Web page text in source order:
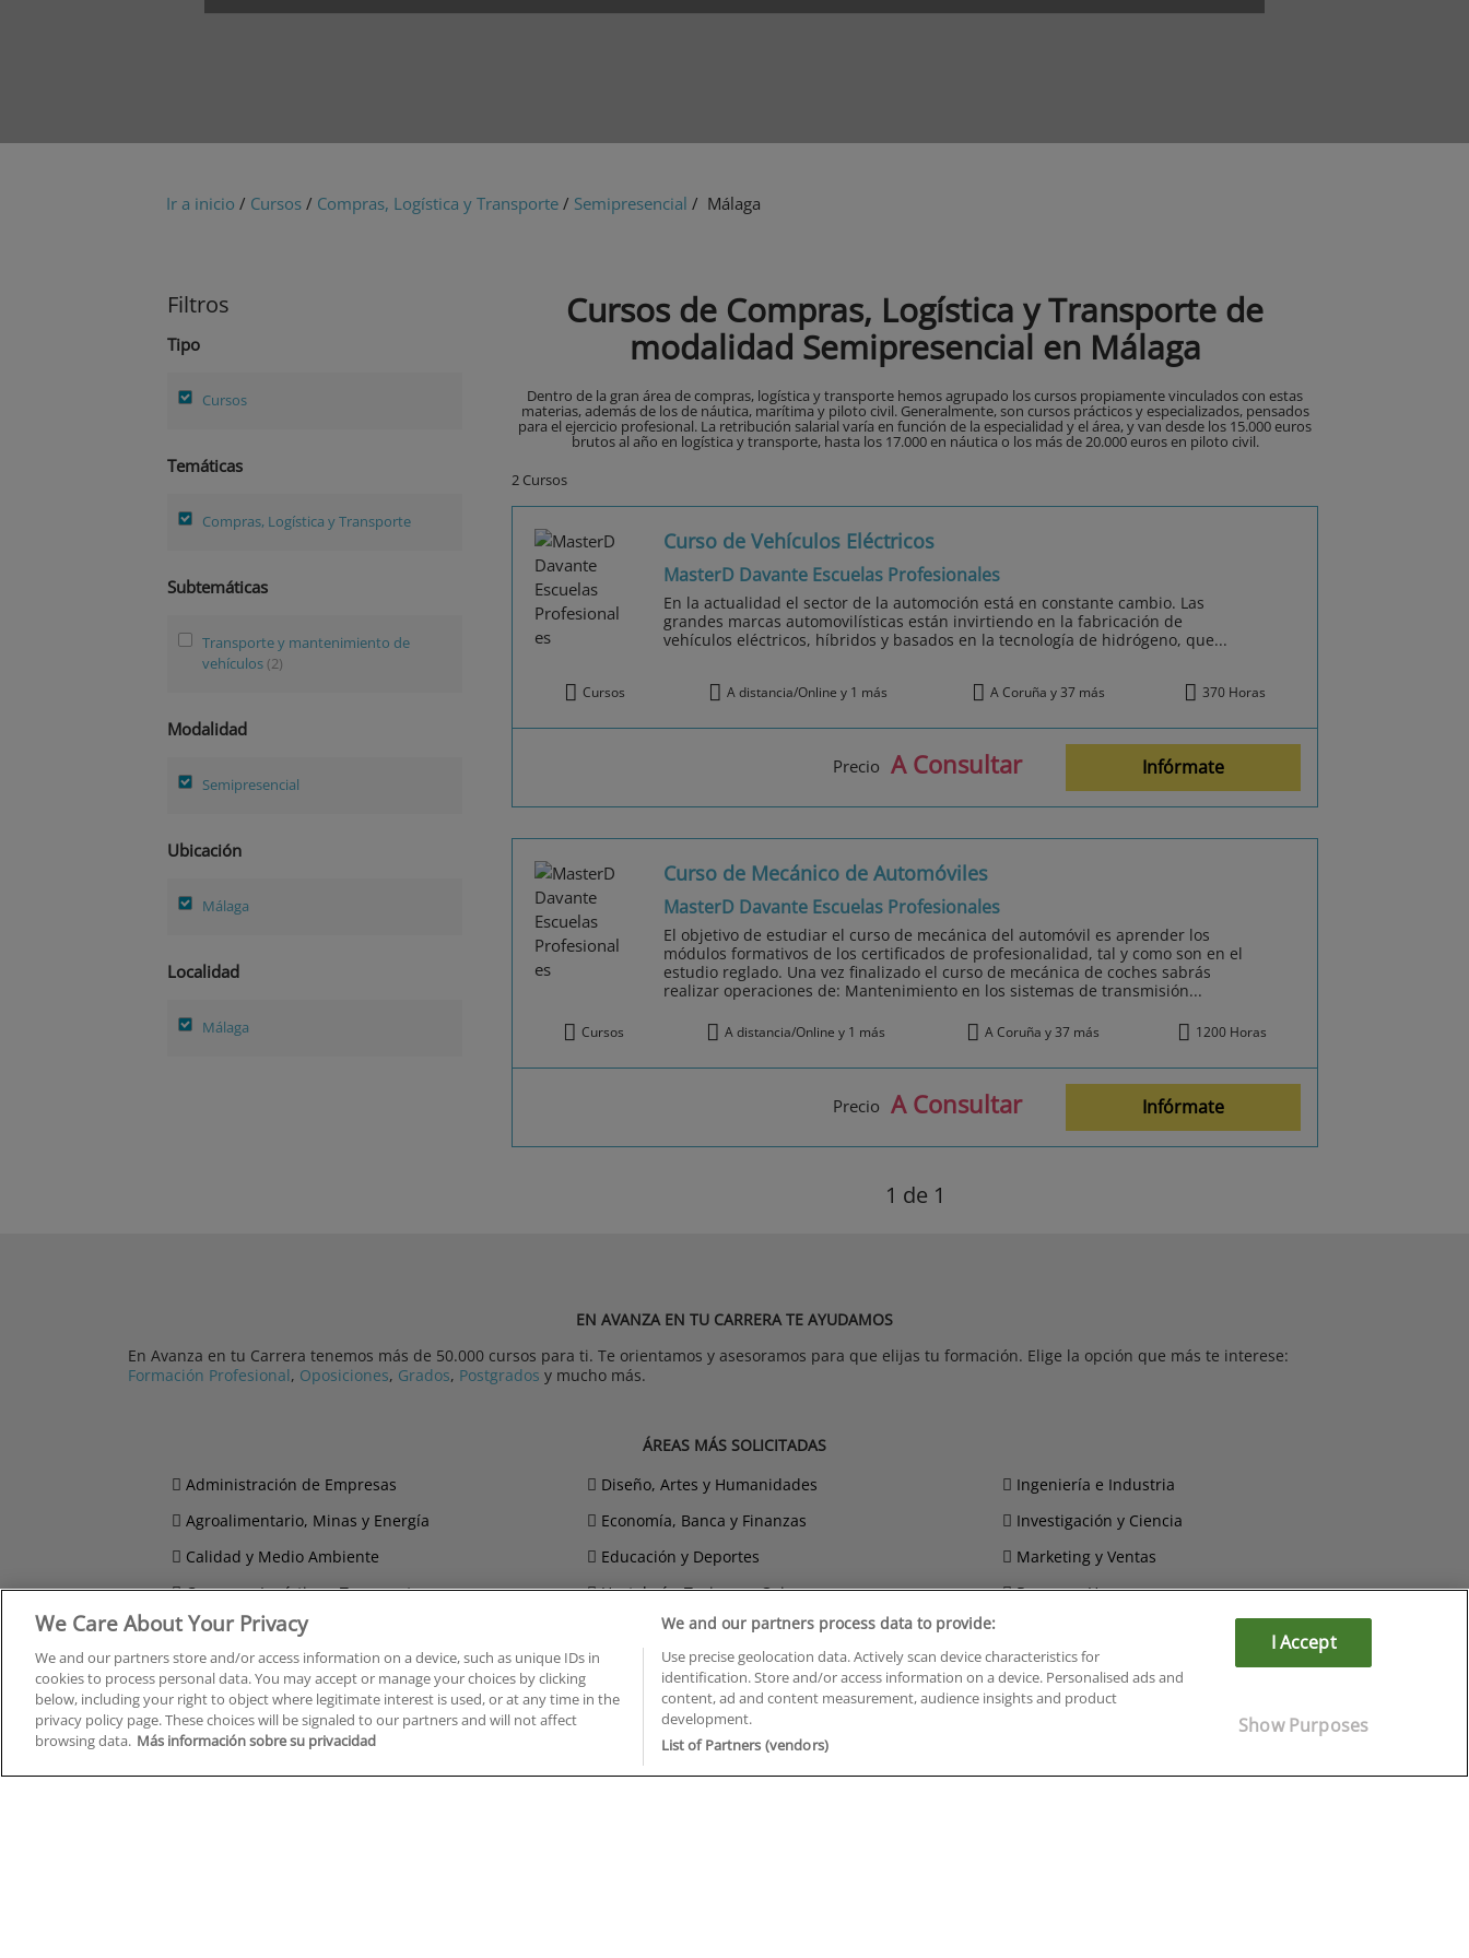
Ir a inicio / Cursos / Compras, Logística y Transporte / Semipresencial / Málaga
Filtros
Tipo
Cursos
Temáticas
Compras, Logística y Transporte
Subtemáticas
Transporte y mantenimiento de
vehículos (2)
Modalidad
Semipresencial
Ubicación
Málaga
Localidad
Málaga
Cursos de Compras, Logística y Transporte de
modalidad Semipresencial en Málaga
Dentro de la gran área de compras, logística y transporte hemos agrupado los cursos propiamente vinculados con estas
materias, además de los de náutica, marítima y piloto civil. Generalmente, son cursos prácticos y especializados, pensados
para el ejercicio profesional. La retribución salarial varía en función de la especialidad y el área, y van desde los 15.000 euros
brutos al año en logística y transporte, hasta los 17.000 en náutica o los más de 20.000 euros en piloto civil.
2 Cursos
Curso de Vehículos Eléctricos
MasterD Davante Escuelas Profesionales
En la actualidad el sector de la automoción está en constante cambio. Las
grandes marcas automovilísticas están invirtiendo en la fabricación de
vehículos eléctricos, híbridos y basados en la tecnología de hidrógeno, que...
Cursos A distancia/Online y 1 más A Coruña y 37 más 370 Horas
Precio A Consultar Infórmate
Curso de Mecánico de Automóviles
MasterD Davante Escuelas Profesionales
El objetivo de estudiar el curso de mecánica del automóvil es aprender los
módulos formativos de los certificados de profesionalidad, tal y como son en el
estudio reglado. Una vez finalizado el curso de mecánica de coches sabrás
realizar operaciones de: Mantenimiento en los sistemas de transmisión...
Cursos A distancia/Online y 1 más A Coruña y 37 más 1200 Horas
Precio A Consultar Infórmate
1 de 1
EN AVANZA EN TU CARRERA TE AYUDAMOS
En Avanza en tu Carrera tenemos más de 50.000 cursos para ti. Te orientamos y asesoramos para que elijas tu formación. Elige la opción que más te interese:
Formación Profesional, Oposiciones, Grados, Postgrados y mucho más.
ÁREAS MÁS SOLICITADAS
Administración de Empresas
Agroalimentario, Minas y Energía
Calidad y Medio Ambiente
Compras, Logística y Transporte
Comunicación, Imagen y Sonido
Derecho y Seguridad
Diseño, Artes y Humanidades
Economía, Banca y Finanzas
Educación y Deportes
Hostelería, Turismo y Ocio
Imagen Personal
Informática y Telecomunicaciones
Ingeniería e Industria
Investigación y Ciencia
Marketing y Ventas
Recursos Humanos
BUSCA TUS CURSOS EN TU PROVINCIA
Cursos en A Coruña
Cursos en Castellón
Cursos en La Rioja
Cursos en Soria
We Care About Your Privacy
We and our partners store and/or access information on a device, such as unique IDs in
cookies to process personal data. You may accept or manage your choices by clicking
below, including your right to object where legitimate interest is used, or at any time in the
privacy policy page. These choices will be signaled to our partners and will not affect
browsing data. Más información sobre su privacidad
We and our partners process data to provide:
Use precise geolocation data. Actively scan device characteristics for
identification. Store and/or access information on a device. Personalised ads and
content, ad and content measurement, audience insights and product
development.
List of Partners (vendors)
I Accept
Show Purposes